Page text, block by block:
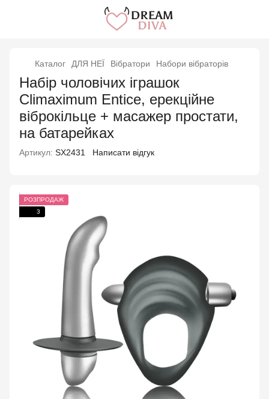
Каталог ДЛЯ НЕЇ Вібратори Набори вібраторів
Набір чоловічих іграшок
Climaximum Entice, ерекційне
віброкільце + масажер простати,
на батарейках
Артикул: SX2431 Написати відгук
РОЗПРОДАЖ
3